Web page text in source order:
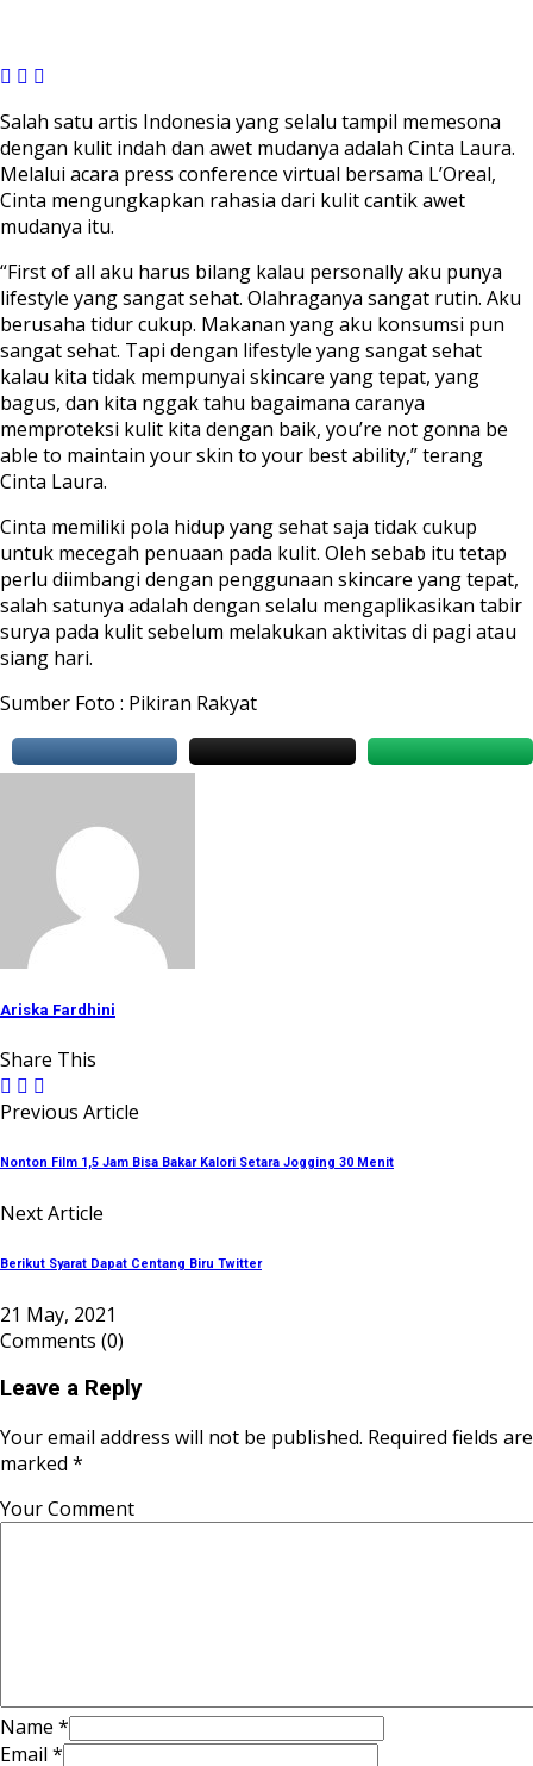
Salah satu artis Indonesia yang selalu tampil memesona
dengan kulit indah dan awet mudanya adalah Cinta Laura.
Melalui acara press conference virtual bersama L’Oreal,
Cinta mengungkapkan rahasia dari kulit cantik awet
mudanya itu.
“First of all aku harus bilang kalau personally aku punya
lifestyle yang sangat sehat. Olahraganya sangat rutin. Aku
berusaha tidur cukup. Makanan yang aku konsumsi pun
sangat sehat. Tapi dengan lifestyle yang sangat sehat
kalau kita tidak mempunyai skincare yang tepat, yang
bagus, dan kita nggak tahu bagaimana caranya
memproteksi kulit kita dengan baik, you’re not gonna be
able to maintain your skin to your best ability,” terang
Cinta Laura.
Cinta memiliki pola hidup yang sehat saja tidak cukup
untuk mecegah penuaan pada kulit. Oleh sebab itu tetap
perlu diimbangi dengan penggunaan skincare yang tepat,
salah satunya adalah dengan selalu mengaplikasikan tabir
surya pada kulit sebelum melakukan aktivitas di pagi atau
siang hari.
Sumber Foto : Pikiran Rakyat
Ariska Fardhini
Share This
Previous Article
Nonton Film 1,5 Jam Bisa Bakar Kalori Setara Jogging 30 Menit
Next Article
Berikut Syarat Dapat Centang Biru Twitter
21 May, 2021
Comments (0)
Leave a Reply
Your email address will not be published. Required fields are
marked *
Your Comment
Name *
Email *